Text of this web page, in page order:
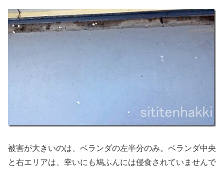
被害が大きいのは、ベランダの左半分のみ。ベランダ中央
と右エリアは、幸いにも鳩ふんには侵食されていませんで